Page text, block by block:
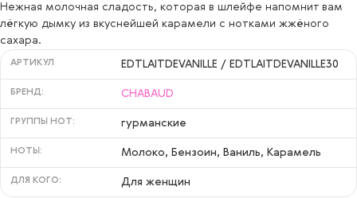
Нежная молочная сладость, которая в шлейфе напомнит вам
лёгкую дымку из вкуснейшей карамели с нотками жжёного
сахара.
АРТИКУЛ EDTLAITDEVANILLE / EDTLAITDEVANILLE30
БРЕНД: CHABAUD
ГРУППЫ НОТ: гурманские
НОТЫ: Молоко, Бензоин, Ваниль, Карамель
ДЛЯ КОГО: Для женщин